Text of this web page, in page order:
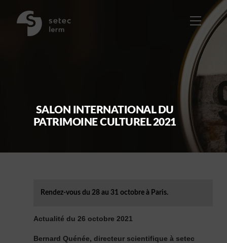
Menu
SALON INTERNATIONAL DU
PATRIMOINE CULTUREL 2021
Rendez-vous du 28 au 31 octobre à Paris.
Actualité du 26 octobre 2021
Bernard Quénée, directeur scientifique à setec